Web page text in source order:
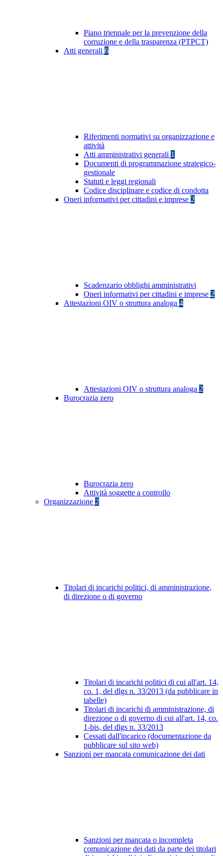
Piano triennale per la prevenzione della
corruzione e della trasparenza (PTPCT)
Atti generali 6
Riferimenti normativi su organizzazione e
attività
Atti amministrativi generali 1
Documenti di programmazione strategico-
gestionale
Statuti e leggi regionali
Codice disciplinare e codice di condotta
Oneri informativi per cittadini e imprese 2
Scadenzario obblighi amministrativi
Oneri informativi per cittadini e imprese 2
Attestazioni OIV o struttura analoga 4
Attestazioni OIV o struttura analoga 2
Burocrazia zero
Burocrazia zero
Attività soggette a controllo
Organizzazione 2
Titolari di incarichi politici, di amministrazione,
di direzione o di governo
Titolari di incarichi politici di cui all'art. 14,
co. 1, del dlgs n. 33/2013 (da pubblicare in
tabelle)
Titolari di incarichi di amministrazione, di
direzione o di governo di cui all'art. 14, co.
1-bis, del dlgs n. 33/2013
Cessati dall'incarico (documentazione da
pubblicare sul sito web)
Sanzioni per mancata comunicazione dei dati
Sanzioni per mancata o incompleta
comunicazione dei dati da parte dei titolari